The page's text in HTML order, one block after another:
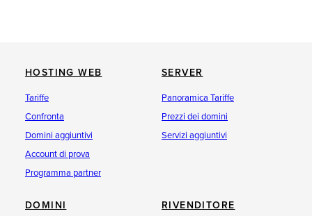
HOSTING WEB
Tariffe
Confronta
Domini aggiuntivi
Account di prova
Programma partner
SERVER
Panoramica Tariffe
Prezzi dei domini
Servizi aggiuntivi
DOMINI RIVENDITORE